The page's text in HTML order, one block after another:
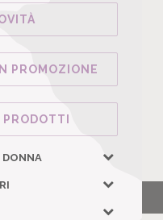
PROMOZIONE